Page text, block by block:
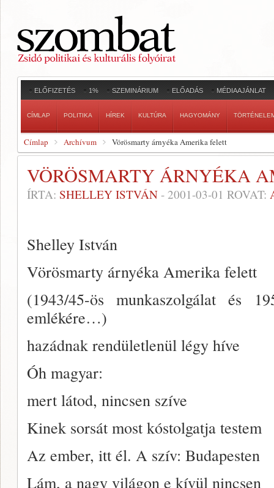
ELŐFIZETÉS 1% SZEMINÁRIUM ELŐADÁS MÉDIAAJÁNLAT
CÍMLAP POLITIKA HÍREK KULTÚRA HAGYOMÁNY
Címlap Archívum Vörösmarty árnyéka Amerika felett
VÖRÖSMARTY ÁRNYÉKA
ÍRTA: SHELLEY ISTVÁN - 2001-03-01 ROVAT:
Shelley István
Vörösmarty árnyéka Amerika felett
(1943/45-ös munkaszolgálat és
emlékére…)
hazádnak rendületlenül légy híve
Óh magyar:
mert látod, nincsen szíve
Kinek sorsát most kóstolgatja testem
Az ember, itt él. A szív: Budapesten
Lám, a nagy világon e kívül nincsen